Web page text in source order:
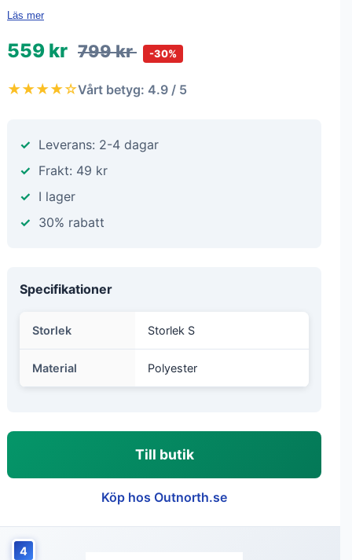
Läs mer
559 kr 799 kr -30%
★★★★☆Vårt betyg: 4.9 / 5
Leverans: 2-4 dagar
Frakt: 49 kr
I lager
30% rabatt
Specifikationer
Storlek Storlek S
Material Polyester
Till butik
Köp hos Outnorth.se
4